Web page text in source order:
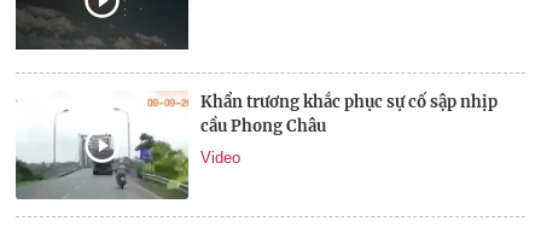
Khẩn trương khắc phục sự cố sập nhịp
cầu Phong Châu
Video